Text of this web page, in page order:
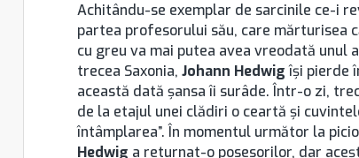
Achitându-se exemplar de sarcinile ce-i
partea profesorului său, care mărturisea
cu greu va mai putea avea vreodată unul
trecea Saxonia, Johann Hedwigîşi pierde
această dată şansa îi surâde. Într-o zi,
de la etajul unei clădiri o ceartă şi
întâmplarea”. În momentul următor la
Hedwig a returnat-o posesorilor, dar